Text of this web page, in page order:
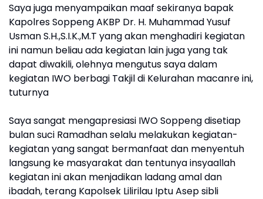
Saya juga menyampaikan maaf sekiranya bapak
Kapolres Soppeng AKBP Dr. H. Muhammad Yusuf
Usman S.H.,S.I.K.,M.T yang akan menghadiri kegiatan
ini namun beliau ada kegiatan lain juga yang tak
dapat diwakili, olehnya mengutus saya dalam
kegiatan IWO berbagi Takjil di Kelurahan macanre ini,
tuturnya
Saya sangat mengapresiasi IWO Soppeng disetiap
bulan suci Ramadhan selalu melakukan kegiatan-
kegiatan yang sangat bermanfaat dan menyentuh
langsung ke masyarakat dan tentunya insyaallah
kegiatan ini akan menjadikan ladang amal dan
ibadah, terang Kapolsek Lilirilau Iptu Asep sibli